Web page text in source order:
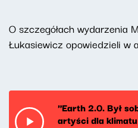
O szczegółach wydarzenia
Łukasiewicz opowiedzieli w
"Earth 2.0. Był
artyści dla klimatu